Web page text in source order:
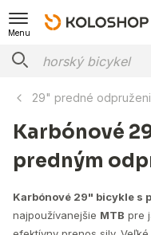
Menu
29" predné
Karbónové
predným
Karbónové 29" bicykle s
najpoužívanejšie MTB pre